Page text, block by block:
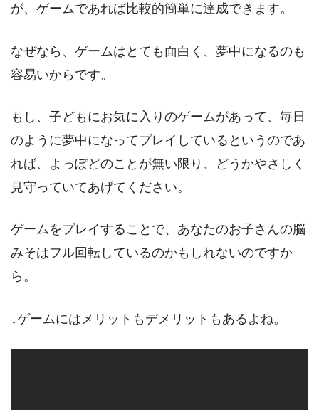
が、ゲームであれば比較的簡単に達成できます。
なぜなら、ゲームはとても面白く、夢中になるのも
容易いからです。
もし、子どもにお気に入りのゲームがあって、毎日
のように夢中になってプレイしているというのであ
れば、よっぽどのことが無い限り、どうかやさしく
見守っていてあげてください。
ゲームをプレイすることで、あなたのお子さんの脳
みそはフル回転しているのかもしれないのですか
ら。
↓ゲームにはメリットもデメリットもあるよね。